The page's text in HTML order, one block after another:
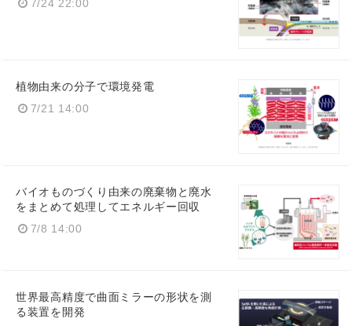
7/24 22:00
植物由来の分子で環境発電
7/21 14:00
バイオものづくり由来の廃棄物と廃水
をまとめて処理してエネルギー回収
7/8 14:00
世界最高精度で曲面ミラーの形状を測
る装置を開発